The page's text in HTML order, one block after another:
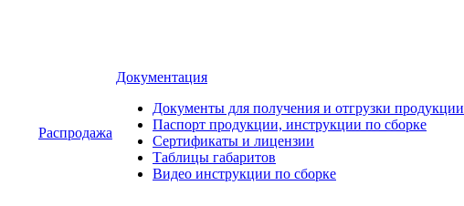
Распродажа
Документация
Документы для получения и отгрузки продукции
Паспорт продукции, инструкции по сборке
Сертификаты и лицензии
Таблицы габаритов
Видео инструкции по сборке